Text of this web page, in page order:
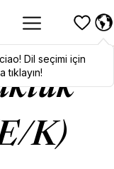
,ciao! To switch
click here!
ciao! Dil seçimi için
tıklayın!
K)